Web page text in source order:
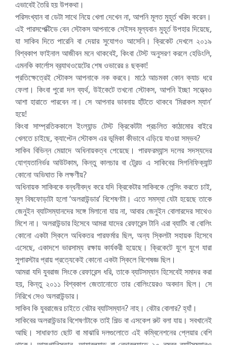
এভাবেই তৈরি হয় উপকথা।
পরিসংখ্যান বা ডেটা সাথে নিয়ে খেলা দেখেন না, আপনি মূলত মুহূর্ত খরিদ করেন।
এই পারসপেক্টিভে বেন স্টোকস আপনাকে সেইসব মূল্যবান মুহূর্ত উপহার দিয়েছে,
যা সাকিব দিতে পারেনি বা দেয়ার সুযোগও আসেনি। ক্রিকেট দেখলে ২০১৯
বিশ্বকাপ ফাইনাল আজীবন মনে থাকবেই, কিংবা টেস্ট অনুসরণ করলে হেডিংলি,
এমনকি কার্লোস ব্র‍্যাথওয়েটের শেষ ওভারের ৪ ছক্কা!
প্রতিক্ষেত্রেই স্টোকস আপনাকে নক করবে। মাঠে আচমকা কোন ক্যাচ ধরে
ফেলা। কিংবা পুরো দল ব্যর্থ, উইকেটে তখনো স্টোকস, আপনি ইচ্ছা সত্ত্বেও
আশা হারাতে পারবেন না। সে আপনার ভাবনায় হাঁটতে থাকবে ‘মিরাকল ম্যান’
হয়ে!
কিংবা সাম্প্রতিককালে ইংল্যান্ড টেস্ট ক্রিকেটটা প্রচলিত কাঠামোর বাইরে
খেলতে চাইছে, ক্যাপ্টেন স্টোকস এর ভূমিকা কীভাবে এড়িয়ে যাওয়া সম্ভব?
সাকিব বিভিন্ন মেয়াদে অধিনায়কত্ব পেয়েছে। পারফরম্যান্স দলের সদস্যদের
যোগ্যতানির্ভর আউটকাম, কিন্তু কালচার বা ট্রেন্ড এ সাকিবের সিগনিফিক্যান্ট
কোনো অভিঘাত কি লক্ষণীয়?
অধিনায়ক সাকিবকে বন্ধনীবদ্ধ করে যদি ক্রিকেটার সাকিবকে লেন্সিং করতে চাই,
মূল বিষফোড়াটা হলো ‘অলরাউন্ডার’ বিশেষণটা। এতে সমস্যা যেটা হয়েছে তাকে
জেনুইন ব্যাটসম্যানদের সঙ্গে মিলানো যায় না, আবার জেনুইন বোলারদের সাথেও
মিশে না। অলরাউন্ডার হিসেবে আমরা যাদের রেফারেন্স টানি এরা ব্যাটিং বা বোলিং
কোনো একটা স্কিলে অধিকতর পারফর্মার ছিল, অন্য স্কিলটা সহায়ক হিসেবে
এসেছে, একাদশে ভারসাম্য রক্ষায় কার্যকরী হয়েছে। ক্রিকেটে যুগে যুগে যারা
সুপারস্টার প্রায় প্রত্যেকেই কোনো একটা স্কিলে বিশেষজ্ঞ ছিল।
আমরা যদি যুবরাজ সিংকে রেফারেন্স ধরি, তাকে ব্যাটসম্যান হিসেবেই সমাদর করা
হয়, কিন্তু ২০১১ বিশ্বকাপ জেতানোতে তার বোলিংয়েরও অবদান ছিল। সে
নিরিখে সেও অলরাউন্ডার।
সাকিব কি যুবরাজের চাইতে বেটার ব্যাটসম্যান? নাহ। বেটার বোলার? হ্যাঁ।
সাকিবের অলরাউন্ডার বিশেষণটাকে তাই শিল্ড বা এসকেপ রুট বলা যায়। সবখানেই
আছি। সাধারণত ছোট বা মাঝারি দলগুলোতে এই কম্বিনেশনের প্লেয়ার বেশি